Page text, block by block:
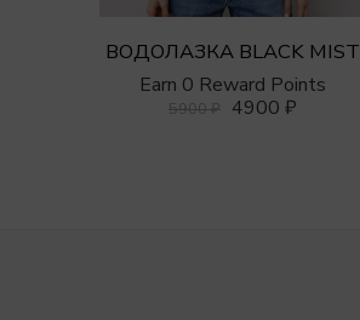
ВОДОЛАЗКА BLACK MIST
Earn 0 Reward Points
5900₽ 4900 ₽